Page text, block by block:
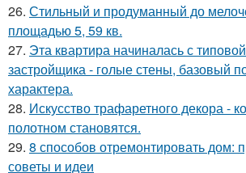
26. Стильный и продуманный до
площадью 5, 59 кв.
27. Эта квартира начиналась с
застройщика - голые стены, базовый
характера.
28. Искусство трафаретного декора -
полотном становятся.
29. 8 способов отремонтировать дом:
советы и идеи